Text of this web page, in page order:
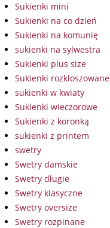
Sukienki mini
Sukienki na co dzień
Sukienki na komunię
sukienki na sylwestra
Sukienki plus size
Sukienki rozkloszowane
sukienki w kwiaty
Sukienki wieczorowe
Sukienki z koronką
sukienki z printem
swetry
Swetry damskie
Swetry długie
Swetry klasyczne
Swetry oversize
Swetry rozpinane